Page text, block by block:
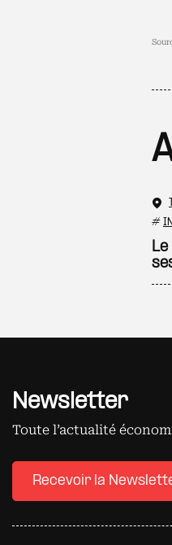
#
Newsletter
Toute l’actualité
Recevoir la